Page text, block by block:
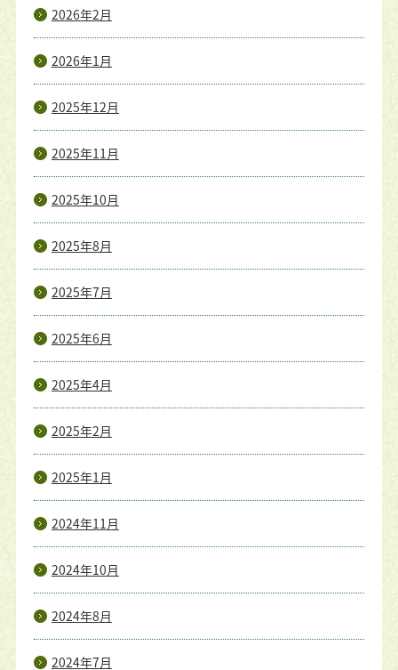
2026年2月
2026年1月
2025年12月
2025年11月
2025年10月
2025年8月
2025年7月
2025年6月
2025年4月
2025年2月
2025年1月
2024年11月
2024年10月
2024年8月
2024年7月